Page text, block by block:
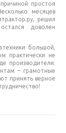
простоя
месяцев
решил
доволен
большой,
практически не
производители.
– грамотные
принять верное